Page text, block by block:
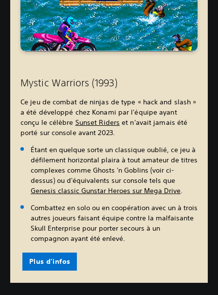
Mystic Warriors (1993)
Ce jeu de combat de ninjas de type « hack and slash »
a été développé chez Konami par l'équipe ayant
conçu le célèbre Sunset Riders et n'avait jamais été
porté sur console avant 2023.
Étant en quelque sorte un classique oublié, ce jeu à
défilement horizontal plaira à tout amateur de titres
complexes comme Ghosts 'n Goblins (voir ci-
dessus) ou d'équivalents sur console tels que
Genesis classic Gunstar Heroes sur Mega Drive
Combattez en solo ou en coopération avec un à trois
autres joueurs faisant équipe contre la malfaisante
Skull Enterprise pour porter secours à un
compagnon ayant été enlevé.
Plus d'infos